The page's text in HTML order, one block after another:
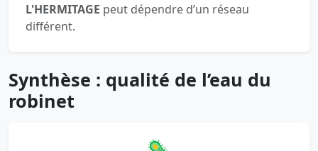
L'HERMITAGE peut dépendre d’un réseau
différent.
Synthèse : qualité de l’eau du
robinet